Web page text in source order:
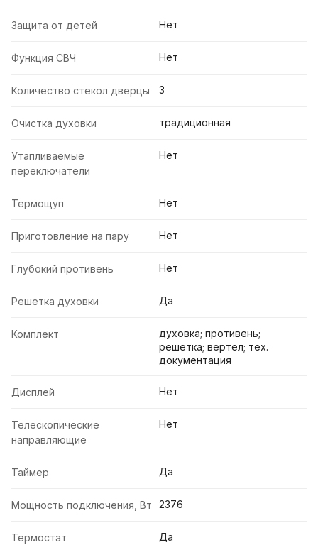
Защита от детей Нет
Функция СВЧ Нет
Количество стекол дверцы 3
Очистка духовки традиционная
Утапливаемые
переключатели
Нет
Термощуп Нет
Приготовление на пару Нет
Глубокий противень Нет
Решетка духовки Да
Комплект
духовка; противень;
решетка; вертел; тех.
документация
Дисплей Нет
Телескопические
направляющие
Нет
Таймер Да
Мощность подключения, Вт 2376
Термостат Да